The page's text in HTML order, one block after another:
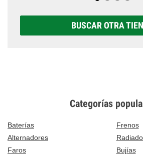
BUSCAR OTRA
Categorías
Baterías
Frenos
Alternadores
Faros
Bujías